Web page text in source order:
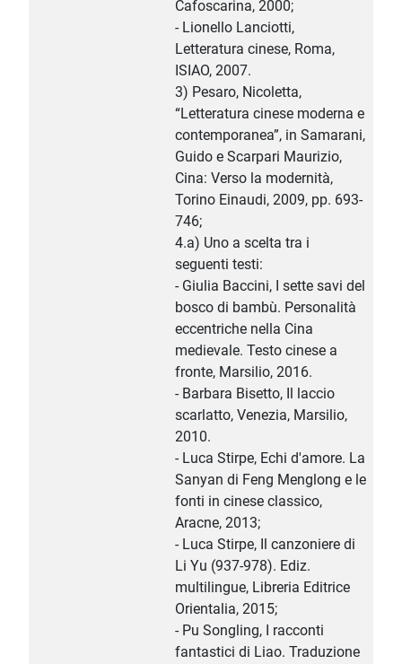
Cafoscarina, 2000;
- Lionello Lanciotti,
Letteratura cinese, Roma,
ISIAO, 2007.
3) Pesaro, Nicoletta,
“Letteratura cinese moderna e
contemporanea”, in Samarani,
Guido e Scarpari Maurizio,
Cina: Verso la modernità,
Torino Einaudi, 2009, pp. 693-
746;
4.a) Uno a scelta tra i
seguenti testi:
- Giulia Baccini, I sette savi del
bosco di bambù. Personalità
eccentriche nella Cina
medievale. Testo cinese a
fronte, Marsilio, 2016.
- Barbara Bisetto, Il laccio
scarlatto, Venezia, Marsilio,
2010.
- Luca Stirpe, Echi d'amore. La
Sanyan di Feng Menglong e le
fonti in cinese classico,
Aracne, 2013;
- Luca Stirpe, Il canzoniere di
Li Yu (937-978). Ediz.
multilingue, Libreria Editrice
Orientalia, 2015;
- Pu Songling, I racconti
fantastici di Liao. Traduzione